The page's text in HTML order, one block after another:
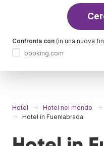
Confronta con (in una nuova
booking.com
Hotel Hotel nel mondo
Hotel in Fuenlabrada